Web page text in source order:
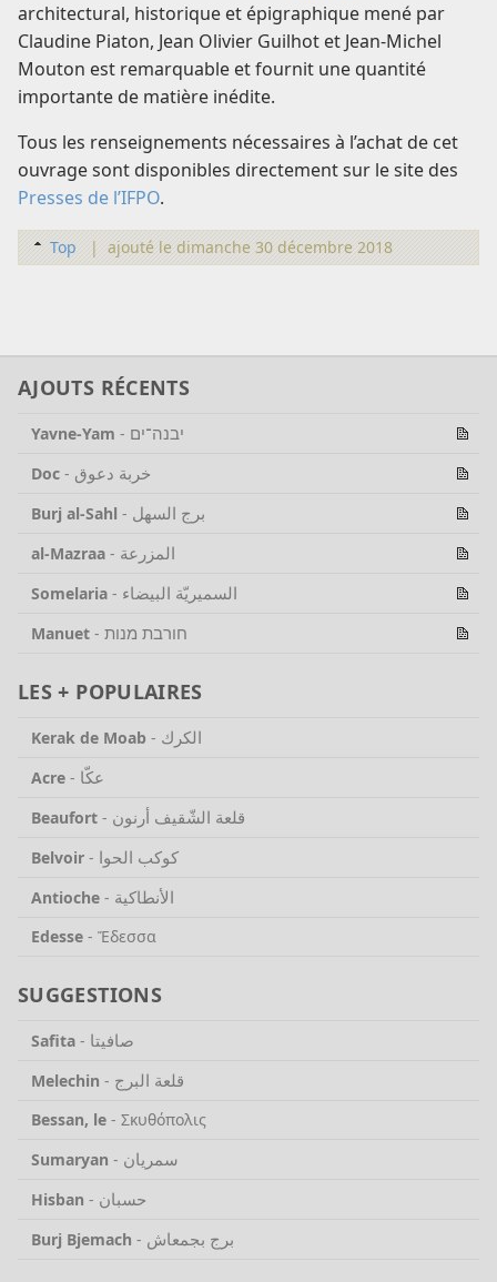
architectural, historique et épigraphique mené par
Claudine Piaton, Jean Olivier Guilhot et Jean-Michel
Mouton est remarquable et fournit une quantité
importante de matière inédite.
Tous les renseignements nécessaires à l’achat de cet
ouvrage sont disponibles directement sur le site des
Presses de l’IFPO.
Top | ajouté le dimanche 30 décembre 2018
AJOUTS RÉCENTS
Yavne-Yam - יבנה־ים
Doc - خربة دعوق
Burj al-Sahl - برج السهل
al-Mazraa - المزرعة
Somelaria - السميريّة البيضاء
Manuet - חורבת מנות
LES + POPULAIRES
Kerak de Moab - الكرك
Acre - عكّا
Beaufort - قلعة الشّقيف أرنون
Belvoir - كوكب الحوا
Antioche - الأنطاكية
Edesse - Ἔδεσσα
SUGGESTIONS
Safita - صافيتا
Melechin - قلعة البرج
Bessan, le - Σκυθόπολις
Sumaryan - سمريان
Hisban - حسبان
Burj Bjemach - برج بجمعاش